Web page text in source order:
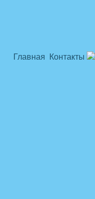
Главная Контакты